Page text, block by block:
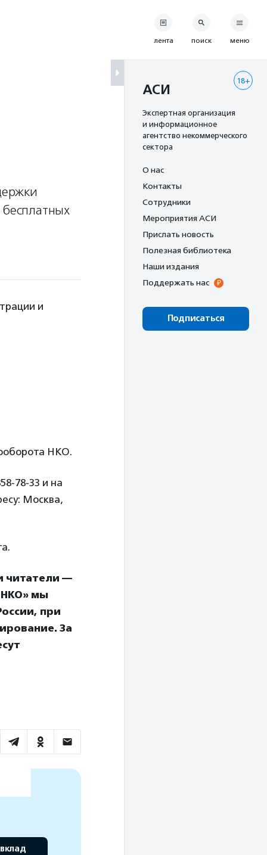
и
НКО.
78-33 и на
Москва,
читатели —
НКО» мы
при
За
лента поиск меню
18+
АСИ
Экспертная организация
и информационное
агентство некоммерческого
сектора
О нас
Контакты
Сотрудники
Мероприятия АСИ
Прислать новость
Полезная библиотека
Наши издания
Поддержать нас
Подписаться